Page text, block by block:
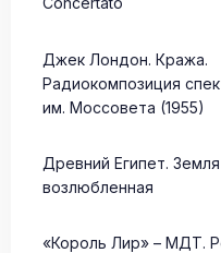
Джек Лондон. Кража.
Радиокомпозиция
им. Моссовета (1955)
Древний Египет. Земля
возлюбленная
«Король Лир» – МДТ.